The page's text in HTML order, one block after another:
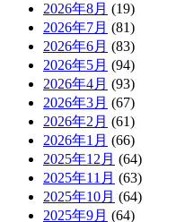
2026年8月 (19)
2026年7月 (81)
2026年6月 (83)
2026年5月 (94)
2026年4月 (93)
2026年3月 (67)
2026年2月 (61)
2026年1月 (66)
2025年12月 (64)
2025年11月 (63)
2025年10月 (64)
2025年9月 (64)